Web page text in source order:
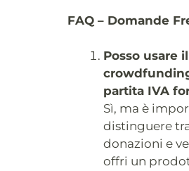
FAQ – Domande
Posso usare il
partita IVA
Sì, ma è
distinguere
donazioni e
offri un